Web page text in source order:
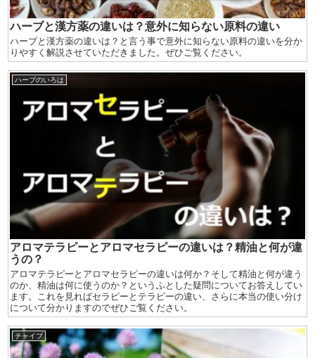
ハーブと漢方薬の違いは？意外に知らない原料の違い
ハーブと漢方薬の違いは？と言う事で意外に知らない原料の違いを分か
りやすく解説させていただきました。ぜひご覧ください。
ハーブのいろは
アロマテラピーとアロマセラピーの違いは？精油と何が違
うの？
アロマテラピーとアロマセラピーの違いは何か？そして精油と何が違う
のか、精油は何に使うのか？というふとした疑問についてお答えしてい
ます。これを見ればセラピーとテラピーの違い、さらに本当の使い分け
について分かりますのでぜひご覧ください。
チャイブ